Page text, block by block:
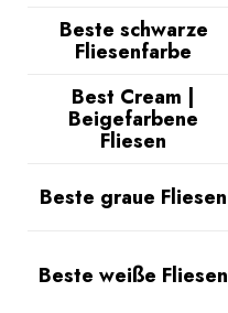
Beste schwarze
Fliesenfarbe
Best Cream |
Beigefarbene
Fliesen
Beste graue Fliesen
Beste weiße Fliesen